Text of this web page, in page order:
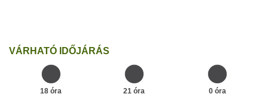
VÁRHATÓ IDŐJÁRÁS
18 óra
21 óra
0 óra